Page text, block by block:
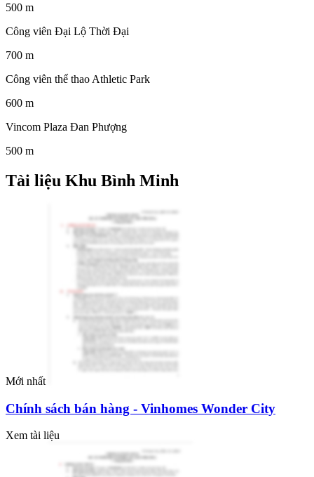
500 m
Công viên Đại Lộ Thời Đại
700 m
Công viên thể thao Athletic Park
600 m
Vincom Plaza Đan Phượng
500 m
Tài liệu Khu Bình Minh
Mới nhất
Chính sách bán hàng - Vinhomes Wonder City
Xem tài liệu